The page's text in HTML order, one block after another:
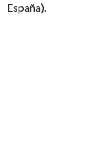
España).